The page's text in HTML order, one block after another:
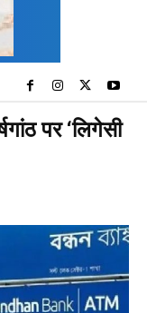
पर ‘लिगेसी